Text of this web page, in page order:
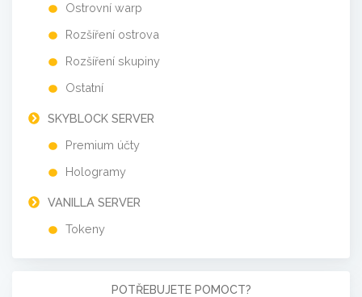
Ostrovní warp
Rozšíření ostrova
Rozšíření skupiny
Ostatní
SKYBLOCK SERVER
Premium účty
Hologramy
VANILLA SERVER
Tokeny
POTŘEBUJETE POMOCT?